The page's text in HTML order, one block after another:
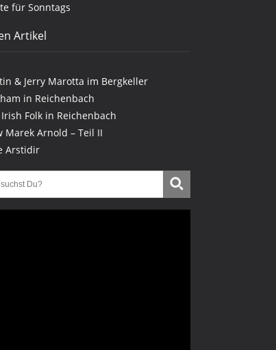
für Sonntags
Artikel
& Jerry Marotta im Bergkeller
in Reichenbach
Folk in Reichenbach
Marek Arnold – Teil II
Arstidir